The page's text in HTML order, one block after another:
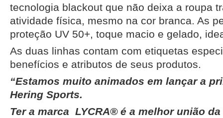
tecnologia blackout que não deixa a roupa
atividade física, mesmo na cor branca. As
proteção UV 50+, toque macio e gelado,
As duas linhas contam com etiquetas
benefícios e atributos de seus produtos.
“Estamos muito animados em lançar a
Hering Sports.
Ter a marca LYCRA® é a melhor união